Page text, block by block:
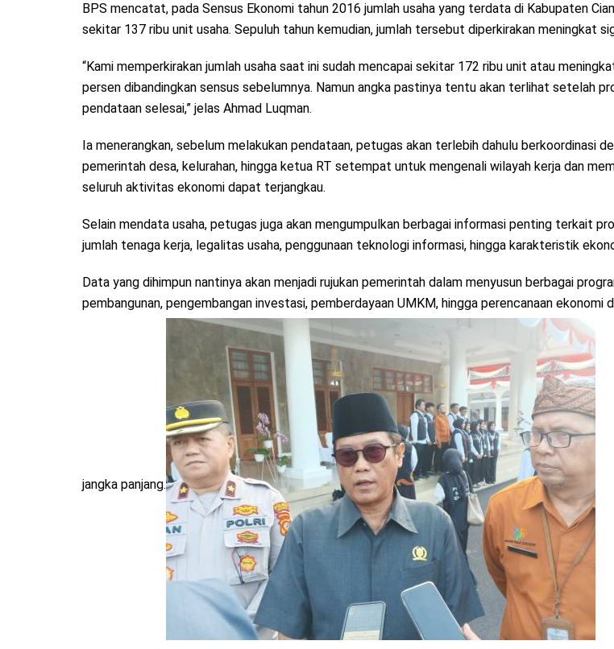
BPS mencatat, pada Sensus Ekonomi tahun 2016 jumlah usaha yang terdata di Kabupaten
sekitar 137 ribu unit usaha. Sepuluh tahun kemudian, jumlah tersebut diperkirakan meningkat
“Kami memperkirakan jumlah usaha saat ini sudah mencapai sekitar 172 ribu unit atau
persen dibandingkan sensus sebelumnya. Namun angka pastinya tentu akan terlihat setelah
pendataan selesai,” jelas Ahmad Luqman.
Ia menerangkan, sebelum melakukan pendataan, petugas akan terlebih dahulu berkoordinasi
pemerintah desa, kelurahan, hingga ketua RT setempat untuk mengenali wilayah kerja dan
seluruh aktivitas ekonomi dapat terjangkau.
Selain mendata usaha, petugas juga akan mengumpulkan berbagai informasi penting terkait
jumlah tenaga kerja, legalitas usaha, penggunaan teknologi informasi, hingga karakteristik
Data yang dihimpun nantinya akan menjadi rujukan pemerintah dalam menyusun berbagai
pembangunan, pengembangan investasi, pemberdayaan UMKM, hingga perencanaan ekonomi
jangka panjang.